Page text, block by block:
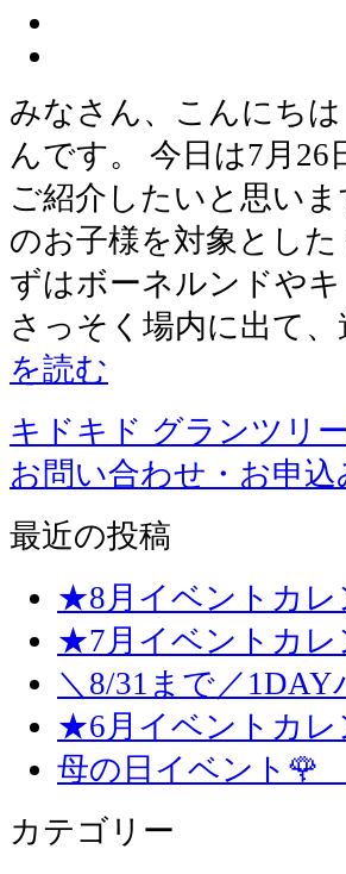
みなさん、こんにち
んです。 今日は7月
ご紹介したいと思い
のお子様を対象とし
ずはボーネルンドや
さっそく場内に出て
を読む
キドキド グランツリ
お問い合わせ・お申
最近の投稿
★8月イベントカ
★7月イベントカ
＼8/31まで／
★6月イベントカ
母の日イベント🌹
カテゴリー